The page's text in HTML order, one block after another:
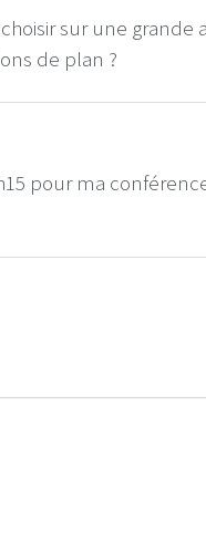
sur une
de plan ?
pour ma